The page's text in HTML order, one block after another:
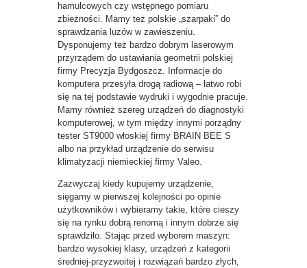
hamulcowych czy wstępnego pomiaru
zbieżności. Mamy też polskie „szarpaki” do
sprawdzania luzów w zawieszeniu.
Dysponujemy też bardzo dobrym laserowym
przyrządem do ustawiania geometrii polskiej
firmy Precyzja Bydgoszcz. Informacje do
komputera przesyła drogą radiową – łatwo robi
się na tej podstawie wydruki i wygodnie pracuje.
Mamy również szereg urządzeń do diagnostyki
komputerowej, w tym między innymi porządny
tester ST9000 włoskiej firmy BRAIN BEE S
albo na przykład urządzenie do serwisu
klimatyzacji niemieckiej firmy Valeo.
Zazwyczaj kiedy kupujemy urządzenie,
sięgamy w pierwszej kolejności po opinie
użytkowników i wybieramy takie, które cieszy
się na rynku dobrą renomą i innym dobrze się
sprawdziło. Stając przed wyborem maszyn:
bardzo wysokiej klasy, urządzeń z kategorii
średniej-przyzwoitej i rozwiązań bardzo złych,